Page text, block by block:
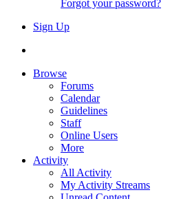
Forgot your password?
Sign Up
Browse
Forums
Calendar
Guidelines
Staff
Online Users
More
Activity
All Activity
My Activity Streams